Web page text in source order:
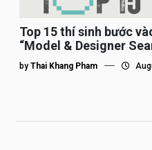
Top 15 thí sinh bước
“Model & Designer
by Thai Khang Pham